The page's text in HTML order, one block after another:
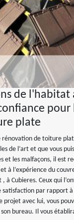
de l'habitat
plate
rénovation de toiture
de l’art et que vous
et les malfaçons, il est
à l’expérience du
à Cubieres. Ceux qui
par rapport à
projet avec lui, vous
bureau. Il vous